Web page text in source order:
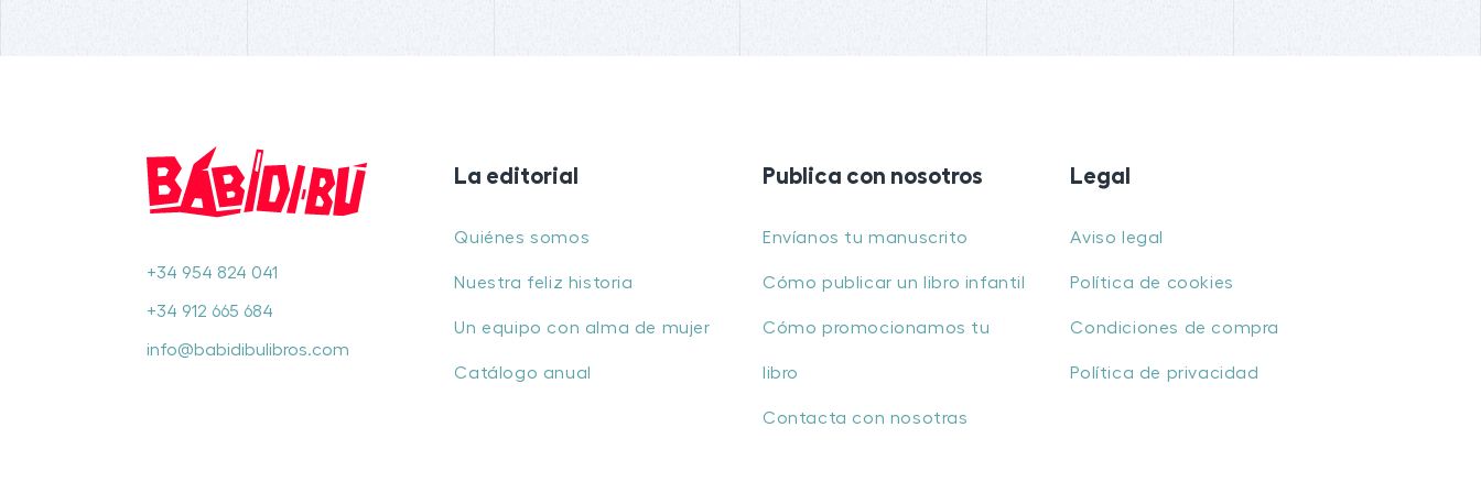
+34 954 824 041
+34 912 665 684
info@babidibulibros.com
La editorial
Quiénes somos
Nuestra feliz historia
Un equipo con alma de mujer
Catálogo anual
Publica con nosotros
Envíanos tu manuscrito
Cómo publicar un libro infantil
Cómo promocionamos tu
libro
Contacta con nosotras
Legal
Aviso legal
Política de cookies
Condiciones de compra
Política de privacidad